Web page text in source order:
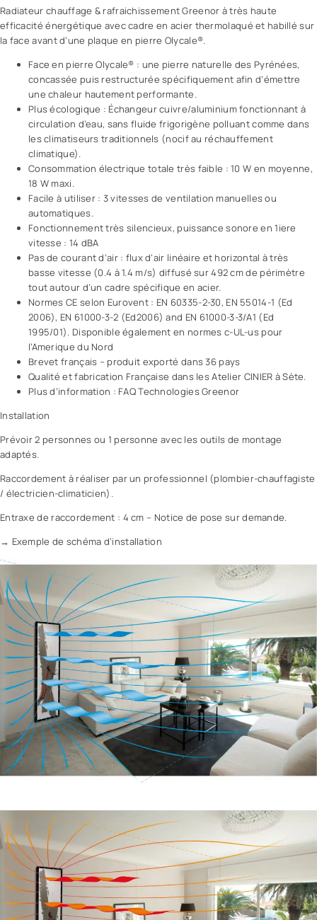
Radiateur chauffage & rafraichissement Greenor à très haute
efficacité énergétique avec cadre en acier thermolaqué et habillé sur
la face avant d’une plaque en pierre Olycale®.
Face en pierre Olycale® : une pierre naturelle des Pyrénées,
concassée puis restructurée spécifiquement afin d’émettre
une chaleur hautement performante.
Plus écologique : Échangeur cuivre/aluminium fonctionnant à
circulation d’eau, sans fluide frigorigène polluant comme dans
les climatiseurs traditionnels (nocif au réchauffement
climatique).
Consommation électrique totale très faible : 10 W en moyenne,
18 W maxi.
Facile à utiliser : 3 vitesses de ventilation manuelles ou
automatiques.
Fonctionnement très silencieux, puissance sonore en 1iere
vitesse : 14 dBA
Pas de courant d’air : flux d’air linéaire et horizontal à très
basse vitesse (0.4 à 1.4 m/s) diffusé sur 492 cm de périmètre
tout autour d’un cadre spécifique en acier.
Normes CE selon Eurovent : EN 60335-2-30, EN 55014-1 (Ed
2006), EN 61000-3-2 (Ed2006) and EN 61000-3-3/A1 (Ed
1995/01). Disponible également en normes c-UL-us pour
l’Amerique du Nord
Brevet français – produit exporté dans 36 pays
Qualité et fabrication Française dans les Atelier CINIER à Sète.
Plus d’information : FAQ Technologies Greenor
Installation
Prévoir 2 personnes ou 1 personne avec les outils de montage
adaptés.
Raccordement à réaliser par un professionnel (plombier-chauffagiste
/ électricien-climaticien).
Entraxe de raccordement : 4 cm – Notice de pose sur demande.
→ Exemple de schéma d’installation